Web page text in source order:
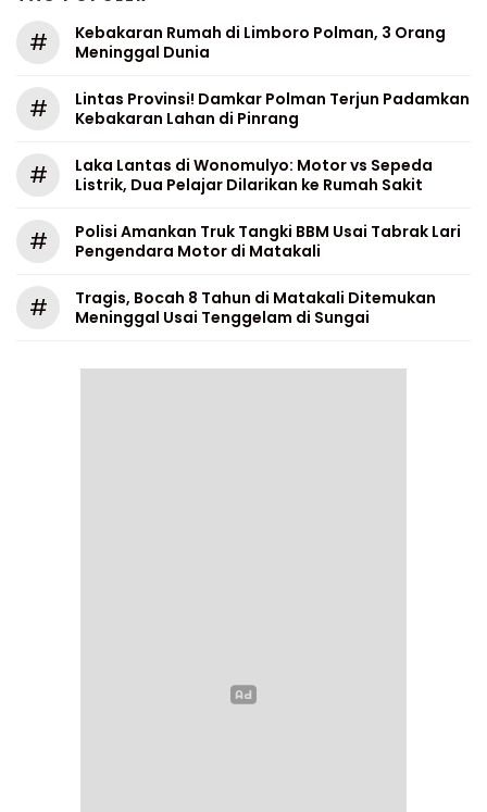
#
Kebakaran Rumah di Limboro Polman, 3 Orang
Meninggal Dunia
#
Lintas Provinsi! Damkar Polman Terjun Padamkan
Kebakaran Lahan di Pinrang
#
Laka Lantas di Wonomulyo: Motor vs Sepeda
Listrik, Dua Pelajar Dilarikan ke Rumah Sakit
#
Polisi Amankan Truk Tangki BBM Usai Tabrak Lari
Pengendara Motor di Matakali
#
Tragis, Bocah 8 Tahun di Matakali Ditemukan
Meninggal Usai Tenggelam di Sungai